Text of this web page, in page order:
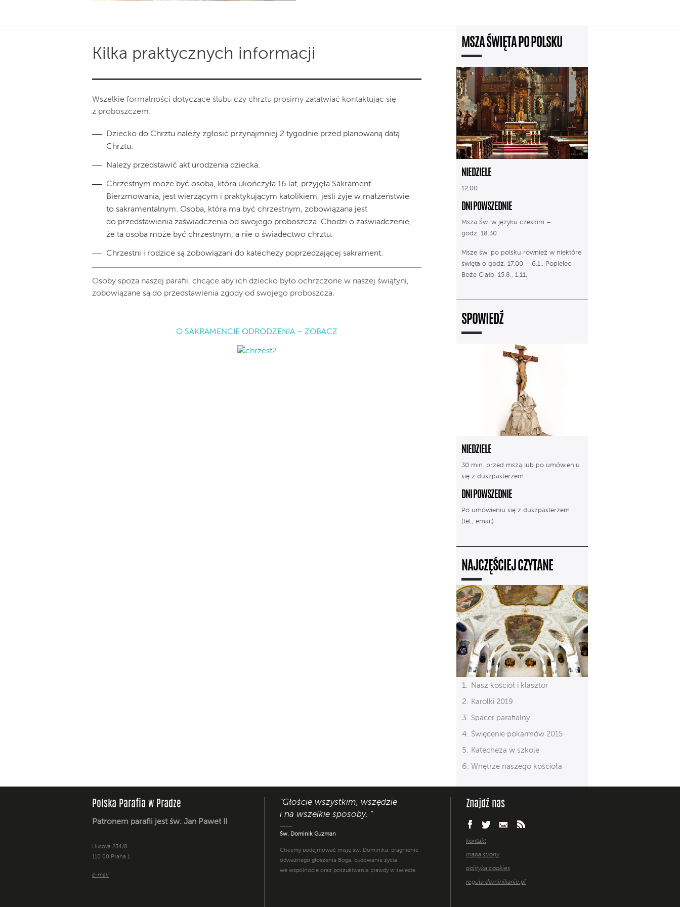
Kilka praktycznych informacji
Wszelkie formalności dotyczące ślubu czy chrztu prosimy załatwiać kontaktując się
z proboszczem.
Dziecko do Chrztu należy zgłosić przynajmniej 2 tygodnie przed planowaną datą
Chrztu.
Należy przedstawić akt urodzenia dziecka.
Chrzestnym może być osoba, która ukończyła 16 lat, przyjęła Sakrament
Bierzmowania, jest wierzącym i praktykującym katolikiem, jeśli żyje w małżeństwie
to sakramentalnym. Osoba, która ma być chrzestnym, zobowiązana jest
do przedstawienia zaświadczenia od swojego proboszcza. Chodzi o zaświadczenie,
że ta osoba może być chrzestnym, a nie o świadectwo chrztu.
Chrzestni i rodzice są zobowiązani do katechezy poprzedzającej sakrament.
Osoby spoza naszej parafii, chcące aby ich dziecko było ochrzczone w naszej świątyni,
zobowiązane są do przedstawienia zgody od swojego proboszcza.
O SAKRAMENCIE ODRODZENIA – ZOBACZ
MSZA ŚWIĘTA PO POLSKU
NIEDZIELE
12.00
DNI POWSZEDNIE
Msza Św. w języku czeskim –
godz. 18.30
Msze św. po polsku również w niektóre
święta o godz. 17.00 – 6.1., Popielec,
Boże Ciało, 15.8., 1.11.
SPOWIEDŹ
NIEDZIELE
30 min. przed mszą lub po umówieniu
się z duszpasterzem
DNI POWSZEDNIE
Po umówieniu się z duszpasterzem
(tel., email)
NAJCZĘŚCIEJ CZYTANE
Nasz kościół i klasztor
Karolki 2019
Spacer parafialny
Święcenie pokarmów 2015
Katecheza w szkole
Wnętrze naszego kościoła
Polska Parafia w Pradze
Patronem parafii jest św. Jan Paweł II
Husova 234/8
110 00 Praha 1
e-mail
"Głoście wszystkim, wszędzie
i na wszelkie sposoby. "
Św. Dominik Guzman
Chcemy podejmować misję św. Dominika: pragnienie
odważnego głoszenia Boga, budowanie życia
we wspólnocie oraz poszukiwania prawdy w świecie.
Znajdź nas
kontakt
mapa strony
polityka cookies
reguła dominikanie.pl